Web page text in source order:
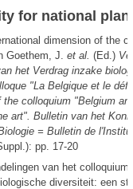
for national
dimension of the
Goethem, J. et al. (Ed.)
het Verdrag inzake
"La Belgique et le défi
colloquium "Belgium
art". Bulletin van het
= Bulletin de
pp. 17-20
van het colloquium
diversiteit: een